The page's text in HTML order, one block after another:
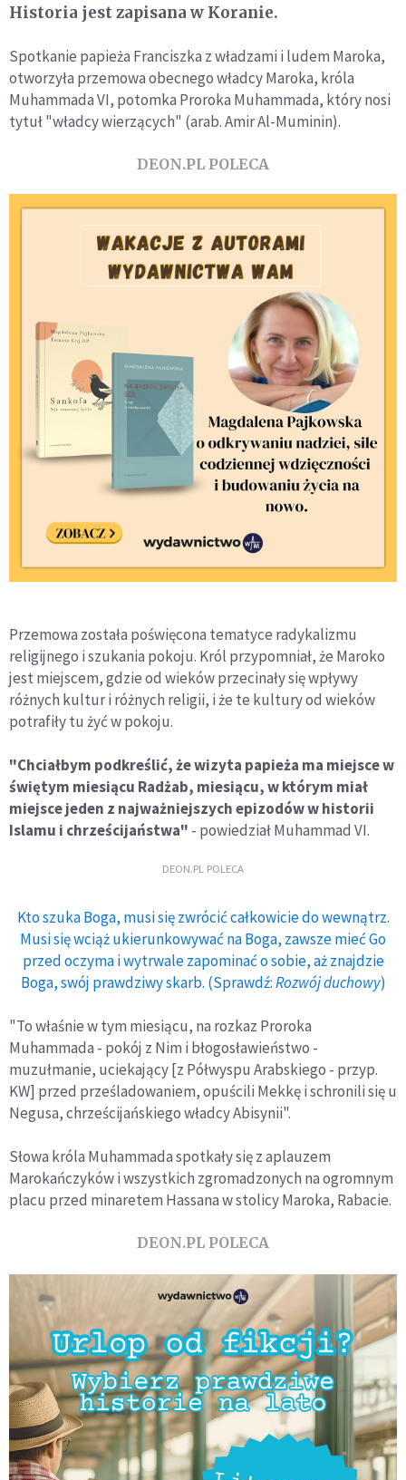
Historia jest zapisana w Koranie.
Spotkanie papieża Franciszka z władzami i ludem Maroka,
otworzyła przemowa obecnego władcy Maroka, króla
Muhammada VI, potomka Proroka Muhammada, który nosi
tytuł "władcy wierzących" (arab. Amir Al-Muminin).
DEON.PL POLECA
Przemowa została poświęcona tematyce radykalizmu
religijnego i szukania pokoju. Król przypomniał, że Maroko
jest miejscem, gdzie od wieków przecinały się wpływy
różnych kultur i różnych religii, i że te kultury od wieków
potrafiły tu żyć w pokoju.
"Chciałbym podkreślić, że wizyta papieża ma miejsce w
świętym miesiącu Radżab, miesiącu, w którym miał
miejsce jeden z najważniejszych epizodów w historii
Islamu i chrześcijaństwa" - powiedział Muhammad VI.
DEON.PL POLECA
Kto szuka Boga, musi się zwrócić całkowicie do wewnątrz.
Musi się wciąż ukierunkowywać na Boga, zawsze mieć Go
przed oczyma i wytrwale zapominać o sobie, aż znajdzie
Boga, swój prawdziwy skarb. (Sprawdź:Rozwój duchowy)
"To właśnie w tym miesiącu, na rozkaz Proroka
Muhammada - pokój z Nim i błogosławieństwo -
muzułmanie, uciekający [z Półwyspu Arabskiego - przyp.
KW] przed prześladowaniem, opuścili Mekkę i schronili się u
Negusa, chrześcijańskiego władcy Abisynii".
Słowa króla Muhammada spotkały się z aplauzem
Marokańczyków i wszystkich zgromadzonych na ogromnym
placu przed minaretem Hassana w stolicy Maroka, Rabacie.
DEON.PL POLECA